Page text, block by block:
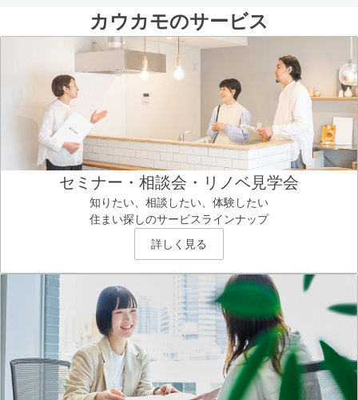
カウカモのサービス
セミナー・相談会・リノベ見学会
知りたい、相談したい、体験したい
住まい探しのサービスラインナップ
詳しく見る